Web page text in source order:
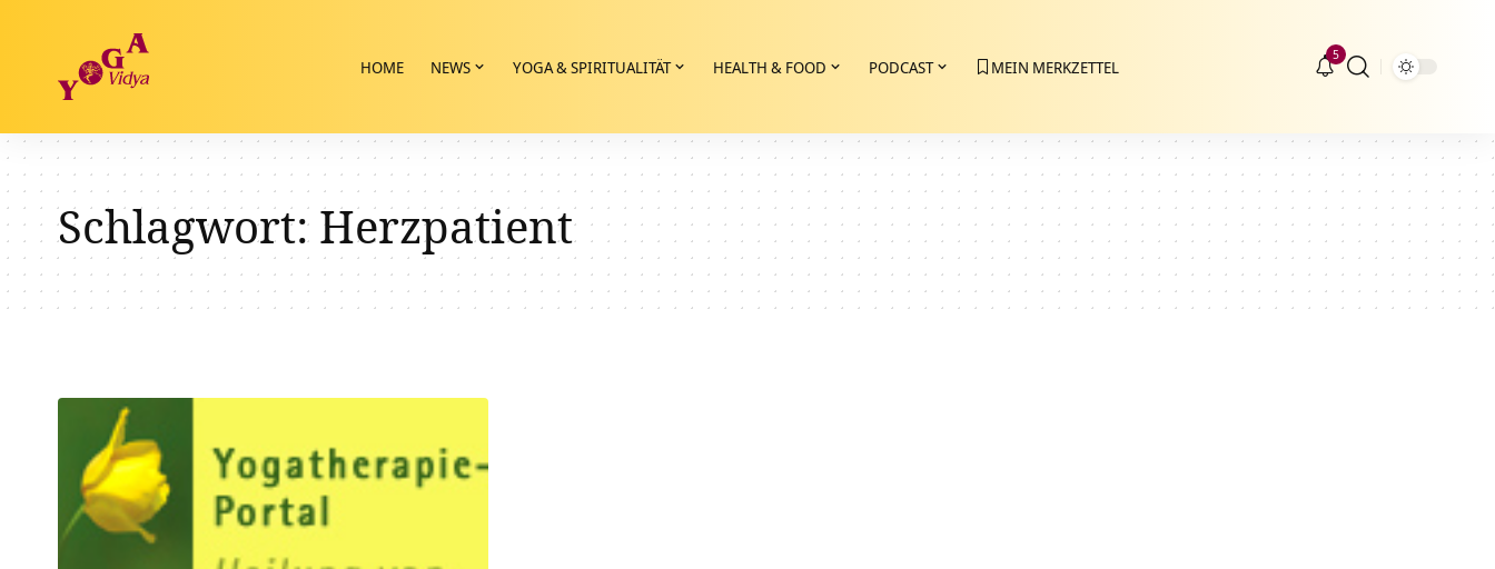
HOME NEWS YOGA & SPIRITUALITÄT HEALTH & FOOD PODCAST MEIN MERKZETTEL
5
Schlagwort:Herzpatient